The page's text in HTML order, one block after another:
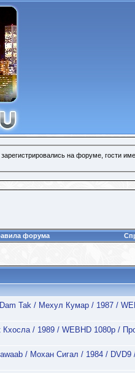
на форуме, гости
форума
Tak / Мехул Кумар / 1987 /
/ 1989 / WEBHD 1080p /
/ Мохан Сигал / 1984 / DVD9